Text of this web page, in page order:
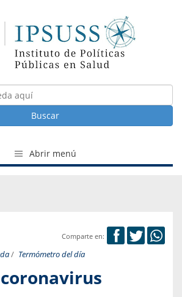
Buscar
Abrir menú
Comparte en:
/ Termómetro del día